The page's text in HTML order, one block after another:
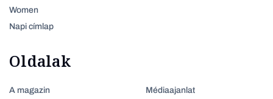
Women
Napi címlap
Oldalak
A magazin
Médiaajanlat